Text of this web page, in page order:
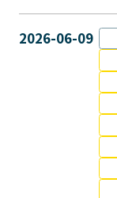
2026-06-09